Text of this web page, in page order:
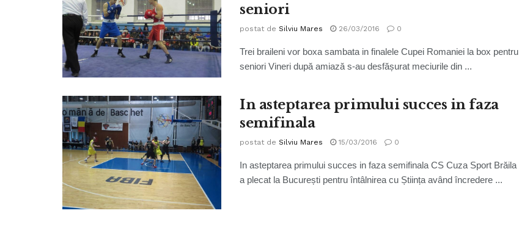
seniori
postat de Silviu Mares 26/03/2016 0
Trei braileni vor boxa sambata in finalele Cupei Romaniei la box pentru
seniori Vineri după amiază s-au desfășurat meciurile din ...
In asteptarea primului succes in faza
semifinala
postat de Silviu Mares 15/03/2016 0
In asteptarea primului succes in faza semifinala CS Cuza Sport Brăila
a plecat la București pentru întâlnirea cu Știința având încredere ...